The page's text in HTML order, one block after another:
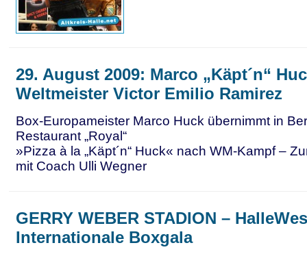
29. August 2009: Marco „Käpt´n“
Weltmeister Victor Emilio Ramirez
Box-Europameister Marco Huck übernimmt in
Restaurant „Royal“
»Pizza à la „Käpt´n“ Huck« nach WM-Kampf –
mit Coach Ulli Wegner
GERRY WEBER STADION –
Internationale Boxgala